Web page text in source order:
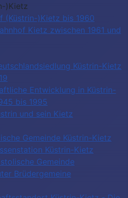
)Kietz
(Küstrin-)Kietz bis 1960
Kietz zwischen 1961 und
Küstrin-Kietz
Entwicklung in Küstrin-
bis 1995
und sein Kietz
Gemeinde Küstrin-Kietz
Küstrin-Kietz
Gemeinde
Brüdergemeine